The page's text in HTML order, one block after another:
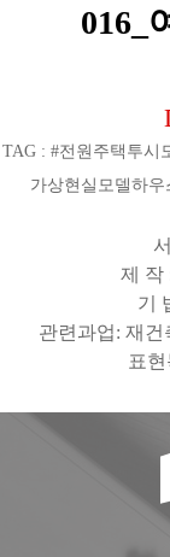
016_
TAG : #전원주택투
가상현실모델하
제 작
기
관련과업: 재건
표